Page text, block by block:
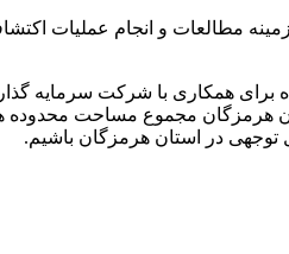
مطالعات و انجام عملیات
همکاری با شرکت سرمایه
در استان هرمزگان باشیم.